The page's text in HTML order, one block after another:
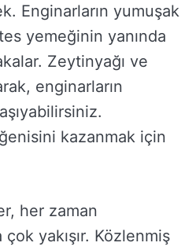
Enginarların yumuşak
yemeğinin yanında
Zeytinyağı ve
enginarların
kazanmak için
her zaman
yakışır. Közlenmiş